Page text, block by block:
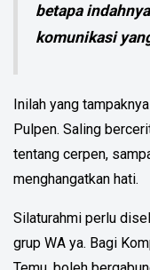
betapa
komunikasi
Inilah yang
Pulpen. Saling
tentang cerpen,
menghangatkan hati.
Silaturahmi perlu
grup WA ya. Bagi